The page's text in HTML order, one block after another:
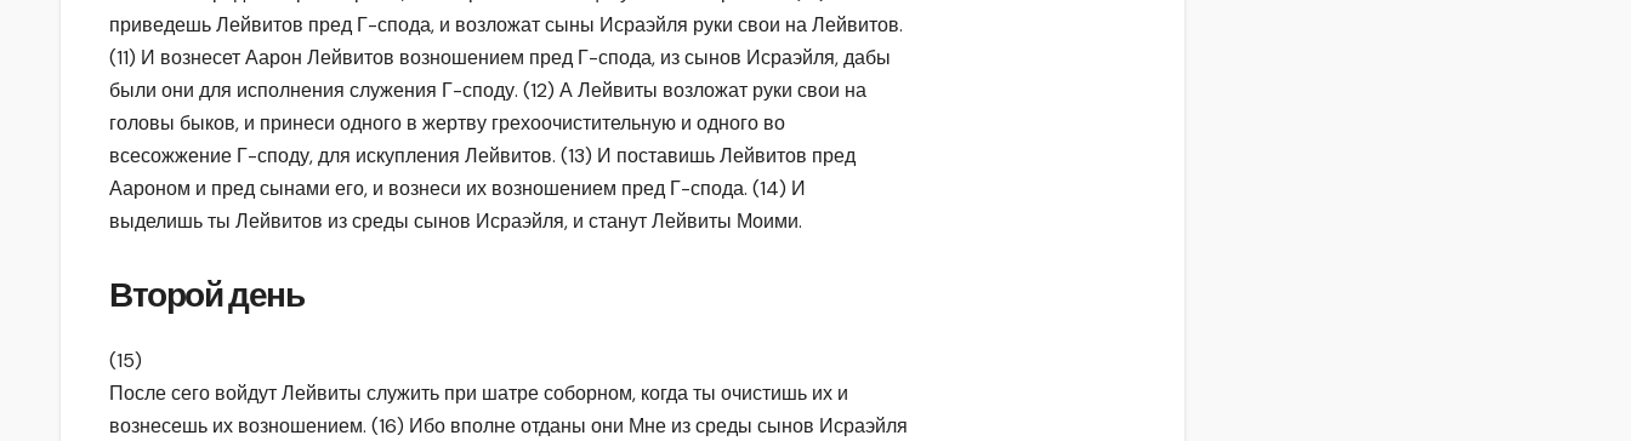
приведешь Лейвитов пред Г-спода, и возложат сыны Исраэйля руки свои на Лейвитов.
(11) И вознесет Аарон Лейвитов возношением пред Г-спода, из сынов Исраэйля, дабы
были они для исполнения служения Г-споду. (12) А Лейвиты возложат руки свои на
головы быков, и принеси одного в жертву грехоочистительную и одного во
всесожжение Г-споду, для искупления Лейвитов. (13) И поставишь Лейвитов пред
Аароном и пред сынами его, и вознеси их возношением пред Г-спода. (14) И
выделишь ты Лейвитов из среды сынов Исраэйля, и станут Лейвиты Моими.
Второй день
(15)
После сего войдут Лейвиты служить при шатре соборном, когда ты очистишь их и
вознесешь их возношением. (16) Ибо вполне отданы они Мне из среды сынов Исраэйля